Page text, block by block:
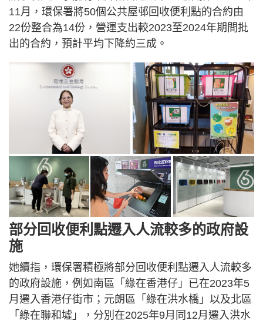
11月，環保署將50個公共屋邨回收便利點的合約由
22份整合為14份，營運支出較2023至2024年期間批
出的合約，預計平均下降約三成。
部分回收便利點遷入人流較多的政府設
施
她續指，環保署積極將部分回收便利點遷入人流較多
的政府設施，例如南區「綠在香港仔」已在2023年5
月遷入香港仔街市；元朗區「綠在洪水橋」以及北區
「綠在聯和墟」，分別在2025年9月同12月遷入洪水